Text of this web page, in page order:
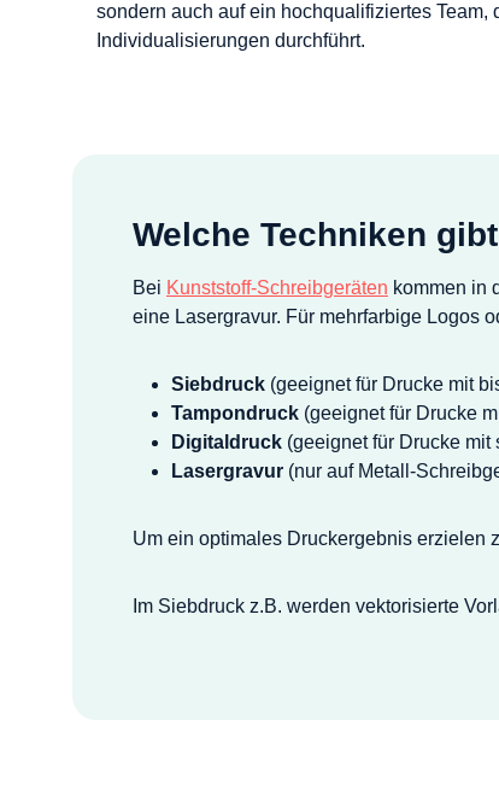
sondern auch auf ein hochqualifiziertes Team,
Individualisierungen durchführt.
Welche Techniken
Bei Kunststoff-Schreibgeräten kommen in
eine Lasergravur. Für mehrfarbige Logos
Siebdruck (geeignet für Drucke mit
Tampondruck (geeignet für Drucke
Digitaldruck (geeignet für Drucke
Lasergravur (nur auf Metall-
Um ein optimales Druckergebnis erzielen
Im Siebdruck z.B. werden vektorisierte